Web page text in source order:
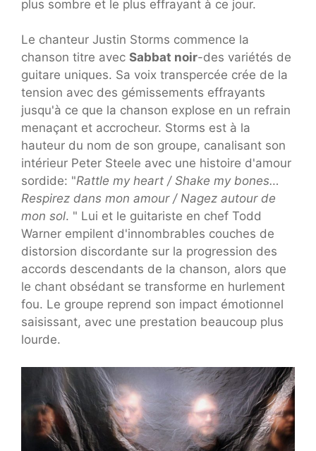
plus sombre et le plus effrayant à ce jour.
Le chanteur Justin Storms commence la
chanson titre avec Sabbat noir-des variétés de
guitare uniques. Sa voix transpercée crée de la
tension avec des gémissements effrayants
jusqu'à ce que la chanson explose en un refrain
menaçant et accrocheur. Storms est à la
hauteur du nom de son groupe, canalisant son
intérieur Peter Steele avec une histoire d'amour
sordide: "Rattle my heart / Shake my bones…
Respirez dans mon amour / Nagez autour de
mon sol. " Lui et le guitariste en chef Todd
Warner empilent d'innombrables couches de
distorsion discordante sur la progression des
accords descendants de la chanson, alors que
le chant obsédant se transforme en hurlement
fou. Le groupe reprend son impact émotionnel
saisissant, avec une prestation beaucoup plus
lourde.